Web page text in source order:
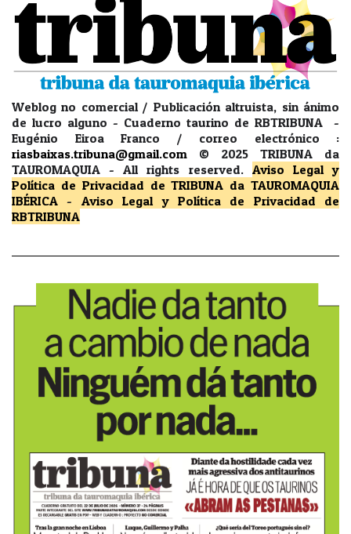
Weblog no comercial / Publicación altruista, sin ánimo
de lucro alguno - Cuaderno taurino de RBTRIBUNA -
Eugénio Eiroa Franco / correo electrónico :
riasbaixas.tribuna@gmail.com
© 2025 TRIBUNA da
TAUROMAQUIA -All rights reserved. Aviso Legal y
Política de Privacidad de TRIBUNA da TAUROMAQUIA
IBÉRICA - Aviso Legal y Política de Privacidad
de
RBTRIBUNA